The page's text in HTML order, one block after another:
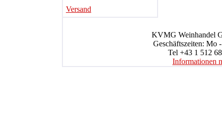
Versand
KVMG Weinhandel
Geschäftszeiten: Mo
Tel +43 1 512
Informationen